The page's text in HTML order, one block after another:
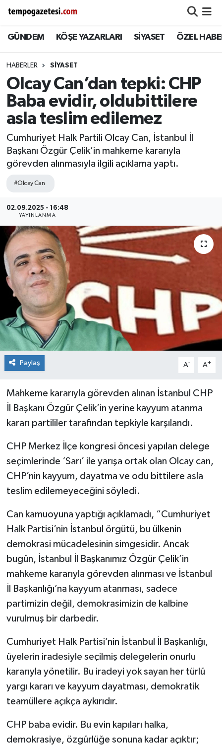
GÜNDEM KÖŞE YAZARLARI SİYASET ÖZEL
HABERLER SIYASET
Olcay Can’dan tepki: CHP
Baba evidir, oldubittilere
asla teslim edilemez
Cumhuriyet Halk Partili Olcay Can, İstanbul İl
Başkanı Özgür Çelik’in mahkeme kararıyla
görevden alınmasıyla ilgili açıklama yaptı.
#Olcay Can
02.09.2025 - 16:48
YAYINLANMA
Paylaş A- A+
Mahkeme kararıyla görevden alınan İstanbul CHP
İl Başkanı Özgür Çelik’in yerine kayyum atanma
kararı partililer tarafından tepkiyle karşılandı.
CHP Merkez İlçe kongresi öncesi yapılan delege
seçimlerinde ‘Sarı’ ile yarışa ortak olan Olcay can,
CHP’nin kayyum, dayatma ve odu bittilere asla
teslim edilemeyeceğini söyledi.
Can kamuoyuna yaptığı açıklamadı, “Cumhuriyet
Halk Partisi’nin İstanbul örgütü, bu ülkenin
demokrasi mücadelesinin simgesidir. Ancak
bugün, İstanbul İl Başkanımız Özgür Çelik’in
mahkeme kararıyla görevden alınması ve İstanbul
İl Başkanlığı’na kayyum atanması, sadece
partimizin değil, demokrasimizin de kalbine
vurulmuş bir darbedir.
Cumhuriyet Halk Partisi’nin İstanbul İl Başkanlığı,
üyelerin iradesiyle seçilmiş delegelerin onurlu
kararıyla yönetilir. Bu iradeyi yok sayan her türlü
yargı kararı ve kayyum dayatması, demokratik
teamüllere açıkça aykırıdır.
CHP baba evidir. Bu evin kapıları halka,
demokrasiye, özgürlüğe sonuna kadar açıktır;
Alaplı
Çaycuma
Devrek
Ereğli
Gökçebey
GÜNDEM
Kozlu
Siyaset
SPOR
YAŞAM
Zonguldak
Zonguldak Nöbetçi Eczaneler
Zonguldak Hava Durumu
Zonguldak Namaz Vakitleri
Zonguldak Trafik Yoğunluk Haritası
Süper Lig Puan Durumu ve Fikstür
Tüm Manşetler
Haber Arşivi